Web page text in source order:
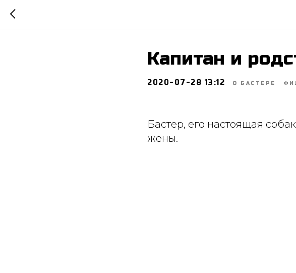
Капитан и
2020-07-28 13:12 О БАСТЕРЕ
Бастер, его настоящая
жены.